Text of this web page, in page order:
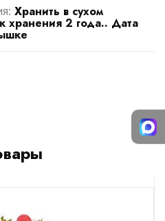
Хранить в сухом
хранения 2 года.. Дата